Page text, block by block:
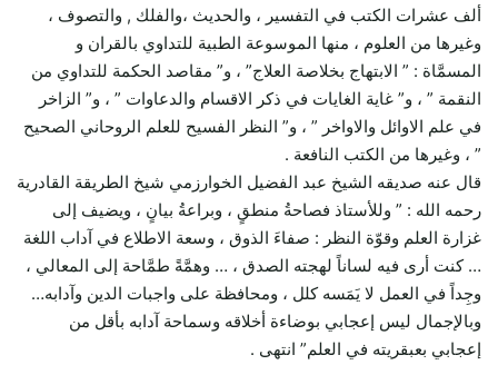
ألف عشرات الكتب في التفسير ، والحديث ،والفلك , والتصوف ،
وغيرها من العلوم ، منها الموسوعة الطبية للتداوي بالقران و
المسمَّاة : ” الابتهاج بخلاصة العلاج” ، و” مقاصد الحكمة للتداوي من
النقمة ” ، و” غاية الغايات في ذكر الاقسام والدعاوات ” ، و” الزاخر
في علم الاوائل والاواخر ” ، و” النظر الفسيح للعلم الروحاني الصحيح
” ، وغيرها من الكتب النافعة .
قال عنه صديقه الشيخ عبد الفضيل الخوارزمي شيخ الطريقة القادرية
رحمه الله : ” وللأستاذ فصاحةُ منطقٍ ، وبراعةُ بيانٍ ، ويضيف إلى
غزارة العلم وقوّة النظر : صفاءَ الذوق ، وسعة الاطلاع في آداب اللغة
… كنت أرى فيه لساناً لهجته الصدق ، … وهمَّةً طمَّاحة إلى المعالي ،
وجِداً في العمل لا يَمَسه كلل ، ومحافظة على واجبات الدين وآدابه…
وبالإجمال ليس إعجابي بوضاءة أخلاقه وسماحة آدابه بأقل من
إعجابي بعبقريته في العلم” انتهى .